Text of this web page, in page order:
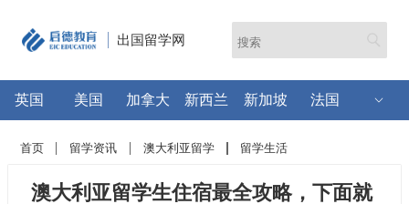
出国留学网
英国 美国 加拿大 新西兰 新加坡 法国
首页 留学资讯 澳大利亚留学 留学生活
澳大利亚留学生住宿最全攻略，下面就